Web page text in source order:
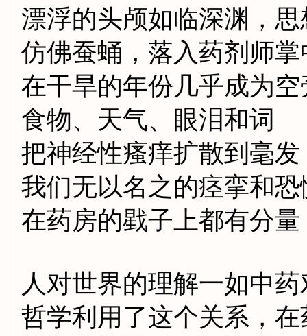
漂浮的头颅如临深渊，思
仿佛蚕蛹，落入药剂师掌
在干旱的年份几乎成为空
食物、天气、眼泪和词
把神经性瘙痒扩散到毫发
我们无以名之的痉挛和恐
在药房的戥子上都有分量
人对世界的理解一如中
哲学利用了这个关系，